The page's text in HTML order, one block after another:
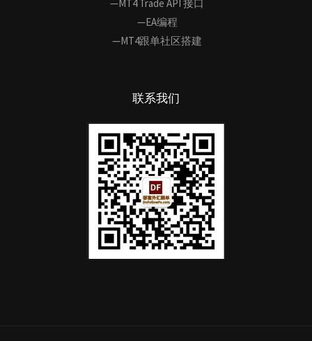
—MT4 Trade API 接口
—EA编程
—MT4跟单社区搭建
联系我们